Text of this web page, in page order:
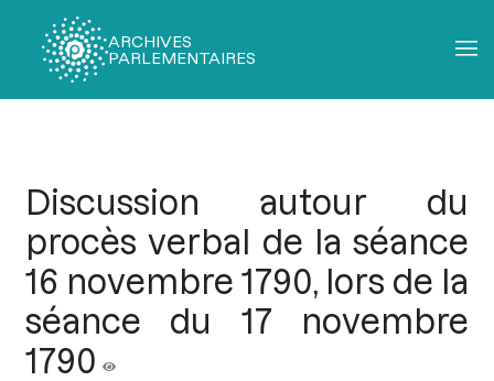
ARCHIVES
PARLEMENTAIRES
Discussion autour du
procès verbal de la séance
16 novembre 1790, lors de la
séance du 17 novembre
1790